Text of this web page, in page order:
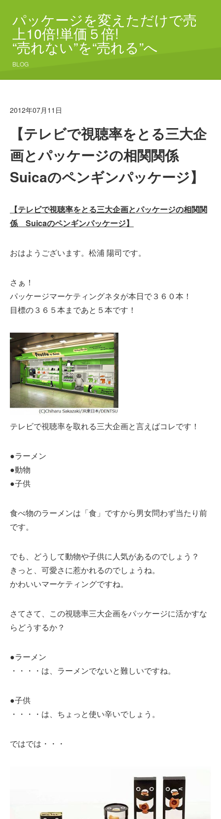
パッケージを変えただけで売
上10倍!単価５倍!
“売れない”を“売れる”へ
BLOG
2012年07月11日
【テレビで視聴率をとる三大企
画とパッケージの相関関係
Suicaのペンギンパッケージ】
【テレビで視聴率をとる三大企画とパッケージの相関関
係 Suicaのペンギンパッケージ】
おはようございます。松浦 陽司です。
さぁ！
パッケージマーケティングネタが本日で３６０本！
目標の３６５本まであと５本です！
テレビで視聴率を取れる三大企画と言えばコレです！
●ラーメン
●動物
●子供
食べ物のラーメンは「食」ですから男女問わず当たり前
です。
でも、どうして動物や子供に人気があるのでしょう？
きっと、可愛さに惹かれるのでしょうね。
かわいいマーケティングですね。
さてさて、この視聴率三大企画をパッケージに活かすな
らどうするか？
●ラーメン
・・・・は、ラーメンでないと難しいですね。
●子供
・・・・は、ちょっと使い辛いでしょう。
ではでは・・・